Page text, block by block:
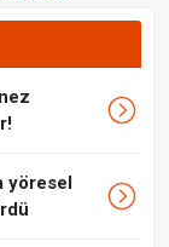
yöresel